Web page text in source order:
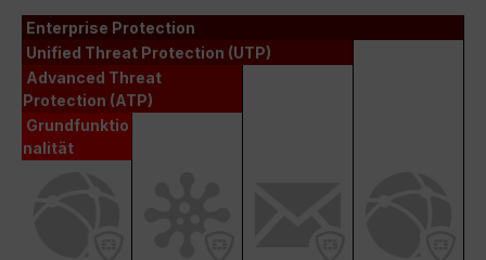
Enterprise Protection
Unified Threat Protection (UTP)
Advanced Threat
Protection (ATP)
Grundfunktio
nalität